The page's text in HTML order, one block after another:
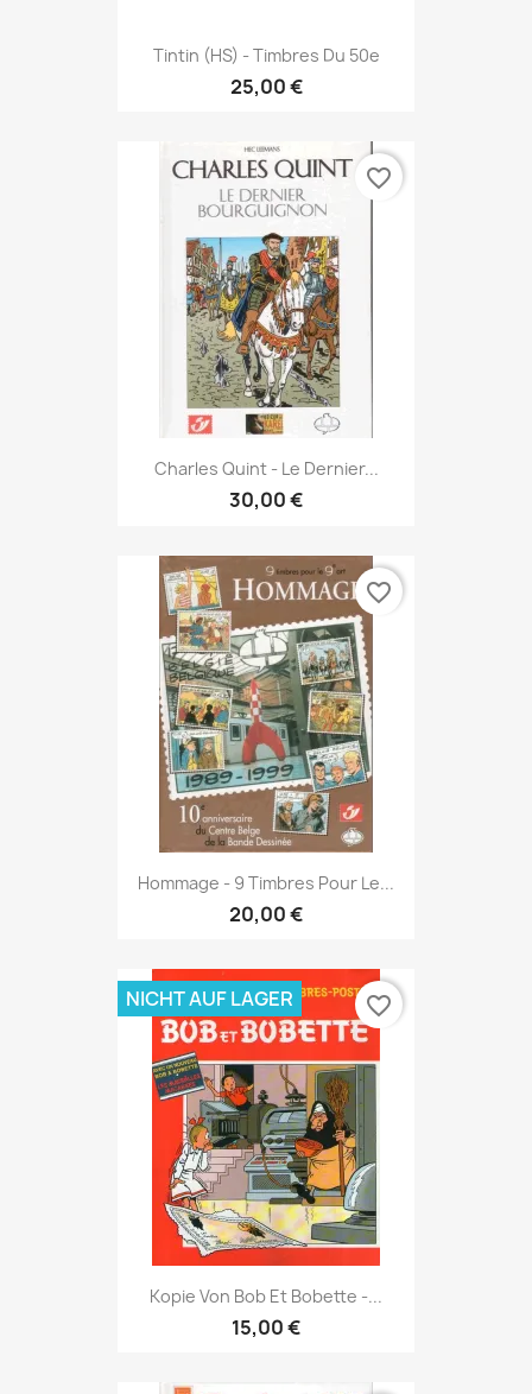
Tintin (HS) - Timbres Du 50e
25,00 €
Charles Quint - Le Dernier...
30,00 €
favorite_border
Hommage - 9 Timbres Pour Le...
20,00 €
favorite_border
Kopie Von Bob Et Bobette -...
15,00 €
NICHT AUF LAGER favorite_border